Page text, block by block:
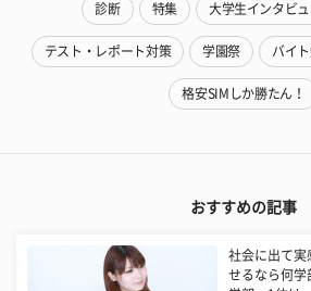
診断 特集 大学生インタビ
テスト・レポート対策 学園祭 バイ
格安SIMしか勝たん！
おすすめの記事
社会に出て
せるなら何学